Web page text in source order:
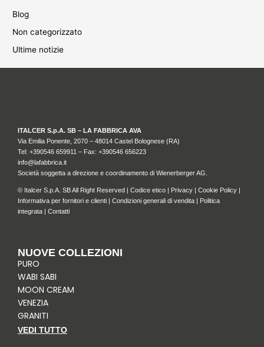
Blog
Non categorizzato
Ultime notizie
ITALCER S.p.A. SB – LA FABBRICA AVA
Via Emilia Ponente, 2070 – 48014 Castel Bolognese (RA)
Tel: +390546 659911 – Fax: +390546 656223
info@lafabbrica.it
Società soggetta a direzione e coordinamento di Wienerberger AG.
© Italcer S.p.A. SB All Right Reserved | Codice etico | Privacy | Cookie Policy |
Informativa per fornitori e clienti | Condizioni generali di vendita | Politica
integrata | Contatti
NUOVE COLLEZIONI
PURO
WABI SABI
MOON CREAM
VENEZIA
GRANITI
VEDI TUTTO